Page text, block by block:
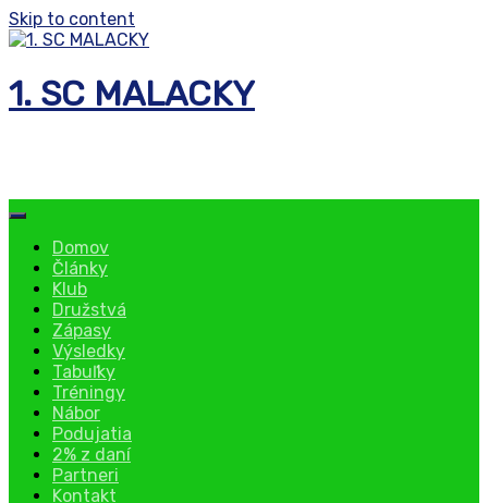
Skip to content
1. SC MALACKY
Domov
Články
Klub
Družstvá
Zápasy
Výsledky
Tabuľky
Tréningy
Nábor
Podujatia
2% z daní
Partneri
Kontakt